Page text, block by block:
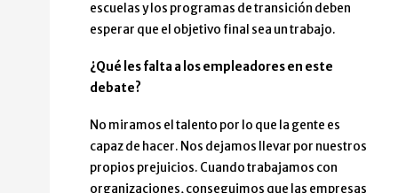
escuelas y los programas de transición deben
esperar que el objetivo final sea un trabajo.
¿Qué les falta a los empleadores en este
debate?
No miramos el talento por lo que la gente es
capaz de hacer. Nos dejamos llevar por nuestros
propios prejuicios. Cuando trabajamos con
organizaciones, conseguimos que las empresas